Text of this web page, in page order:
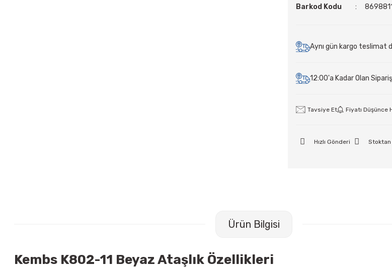
Barkod Kodu
Aynı gün kargo teslimat
12:00'a Kadar Olan
Tavsiye Et Fiyatı Düşünce
Hızlı Gönderi Stoktan
Ürün Bilgisi
Kembs K802-11 Beyaz Ataşlık Özellikleri